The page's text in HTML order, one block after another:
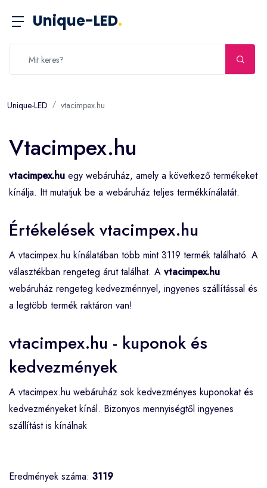
Unique-LED.
Unique-LED vtacimpex.hu
Vtacimpex.hu
vtacimpex.hu egy webáruház, amely a következő termékeket
kínálja. Itt mutatjuk be a webáruház teljes termékkínálatát.
Értékelések vtacimpex.hu
A vtacimpex.hu kínálatában több mint 3119 termék található. A
választékban rengeteg árut találhat. A vtacimpex.hu
webáruház rengeteg kedvezménnyel, ingyenes szállítással és
a legtöbb termék raktáron van!
vtacimpex.hu - kuponok és
kedvezmények
A vtacimpex.hu webáruház sok kedvezményes kuponokat és
kedvezményeket kínál. Bizonyos mennyiségtől ingyenes
szállítást is kínálnak
Eredmények száma: 3119